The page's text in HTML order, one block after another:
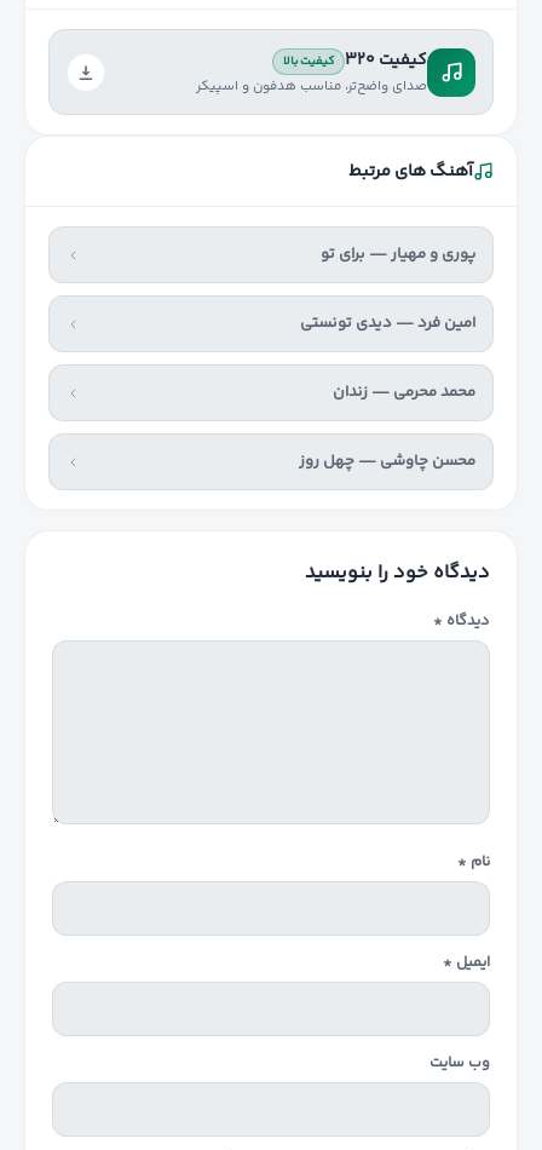
عادتت میدم بی من جایی نری همش بهونمو بگیری
عادتت میدم بهم بگی نفس روزی یه بار همو ببینیم
کیفیت ۳۲۰ کیفیت بالا
صدای واضح‌تر، مناسب هدفون و اسپیکر
آهنگ های مرتبط
پوری و مهیار — برای تو
امین فرد — دیدی تونستی
محمد محرمی — زندان
محسن چاوشی — چهل روز
دیدگاه خود را بنویسید
دیدگاه *
نام *
ایمیل *
وب‌ سایت